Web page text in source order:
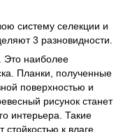
систему селекции и
3 разновидности.
Это наиболее
Планки, полученные
поверхностью и
рисунок станет
интерьера. Такие
к влаге.